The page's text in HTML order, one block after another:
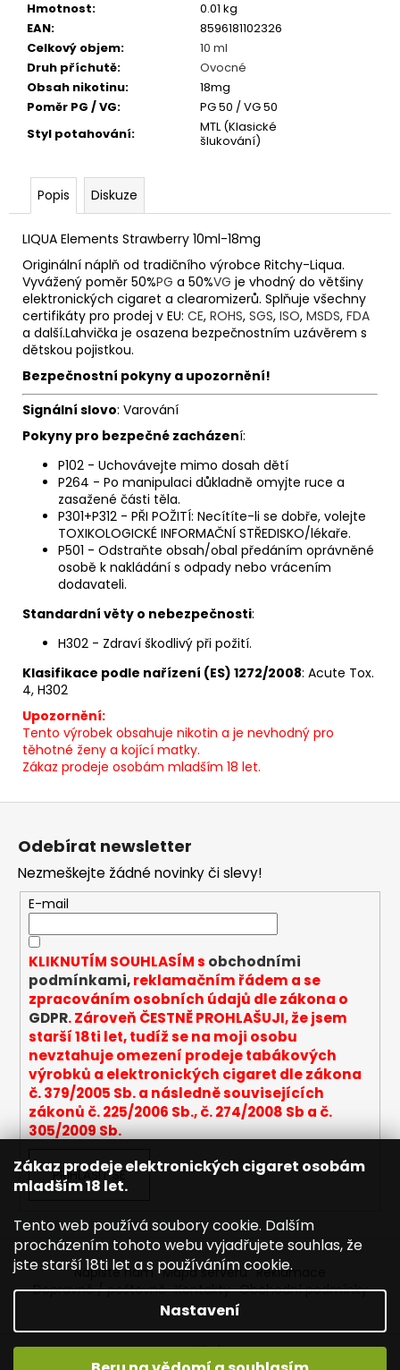
Zákaz prodeje elektronických cigaret osobám
mladším 18 let.
Tento web používá soubory cookie. Dalším
procházením tohoto webu vyjadřujete souhlas, že
jste starší 18ti let a s používáním cookie.
Nastavení
Hmotnost:
0.01 kg
EAN:
8596181102326
Celkový objem:
10 ml
Druh příchutě:
Ovocné
Obsah nikotinu:
18mg
Poměr PG / VG:
PG 50 / VG 50
Styl potahování:
MTL (Klasické
šlukování)
Popis Diskuze
LIQUA Elements Strawberry 10ml-18mg
Originální náplň od tradičního výrobce Ritchy-Liqua.
Vyvážený poměr 50%PG a 50%VG je vhodný do většiny
elektronických cigaret a clearomizerů. Splňuje všechny
certifikáty pro prodej v EU: CE, ROHS, SGS, ISO, MSDS, FDA
a další.Lahvička je osazena bezpečnostním uzávěrem s
dětskou pojistkou.
Bezpečnostní pokyny a upozornění!
Signální slovo: Varování
Pokyny pro bezpečné zacházení:
P102 - Uchovávejte mimo dosah dětí
P264 - Po manipulaci důkladně omyjte ruce a
zasažené části těla.
P301+P312 - PŘI POŽITÍ: Necítíte-li se dobře, volejte
TOXIKOLOGICKÉ INFORMAČNÍ STŘEDISKO/lékaře.
P501 - Odstraňte obsah/obal předáním oprávněné
osobě k nakládání s odpady nebo vrácením
dodavateli.
Standardní věty o nebezpečnosti:
H302 - Zdraví škodlivý při požití.
Klasifikace podle nařízení (ES) 1272/2008: Acute Tox.
4, H302
Upozornění:
Tento výrobek obsahuje nikotin a je nevhodný pro
těhotné ženy a kojící matky.
Zákaz prodeje osobám mladším 18 let.
(ANANAS)
195
Kč
Z
Odebírat newsletter
Nezmeškejte žádné novinky či slevy!
E-mail
KLIKNUTÍM SOUHLASÍM s obchodními
podmínkami,reklamačním řádem a se
zpracováním osobních údajů dle zákona o
GDPR. Zároveň ČESTNĚ PROHLAŠUJI, že jsem
starší 18ti let, tudíž se na moji osobu
nevztahuje omezení prodeje tabákových
výrobků a elektronických cigaret dle zákona
č. 379/2005 Sb. a následně souvisejících
zákonů č. 225/2006 Sb., č. 274/2008 Sb a č.
305/2009 Sb.
PŘIHLÁSIT SE
Napište nám Mapa serveru Reklamace
Dopravné / poštovné Kontakty Obchodní podmínky
Vytvořil Shoptet